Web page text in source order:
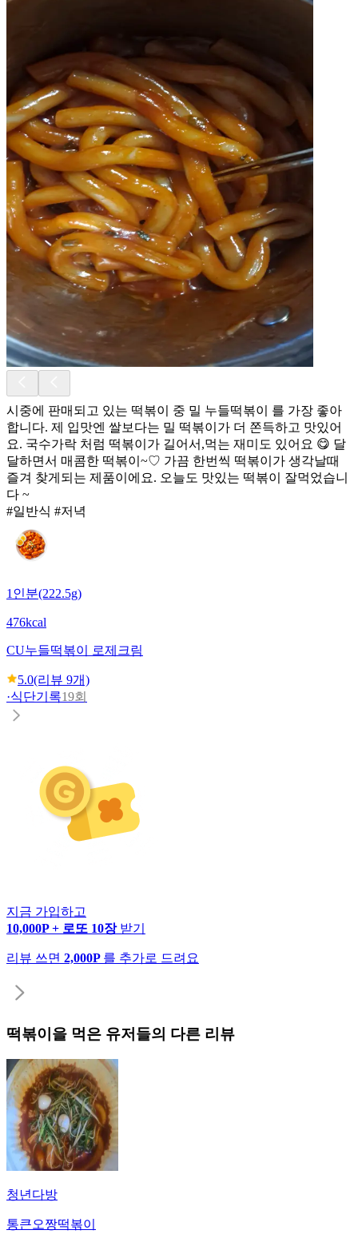
시중에 판매되고 있는 떡볶이 중 밀 누들떡볶이 를 가장 좋아
합니다. 제 입맛엔 쌀보다는 밀 떡볶이가 더 쫀득하고 맛있어
요. 국수가락 처럼 떡볶이가 길어서,먹는 재미도 있어요 😋 달
달하면서 매콤한 떡볶이~♡ 가끔 한번씩 떡볶이가 생각날때
즐겨 찾게되는 제품이에요. 오늘도 맛있는 떡볶이 잘먹었습니
다 ~
#일반식 #저녁
1인분(222.5g)
476kcal
CU누들떡볶이 로제크림
5.0(리뷰 9개)
·식단기록19회
지금 가입하고
10,000P + 로또 10장 받기
리뷰 쓰면 2,000P 를 추가로 드려요
떡볶이 을 먹은 유저들의 다른 리뷰
청년다방
통큰오짱떡볶이